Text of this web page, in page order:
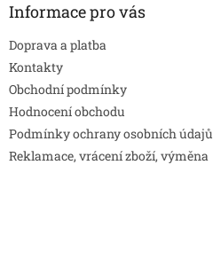
Informace pro vás
Doprava a platba
Kontakty
Obchodní podmínky
Hodnocení obchodu
Podmínky ochrany osobních údajů
Reklamace, vrácení zboží, výměna